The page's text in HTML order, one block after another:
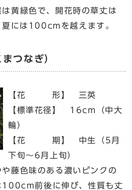
黄緑色で、開花時の草丈は
には100cmを越えます。
つなぎ）
【花 形】 三英
【標準花径】 16cm（中大
輪）
【花 期】 中生（5月
下旬～6月上旬）
色味のある濃いピンクの
100cm前後に伸び、性質も丈